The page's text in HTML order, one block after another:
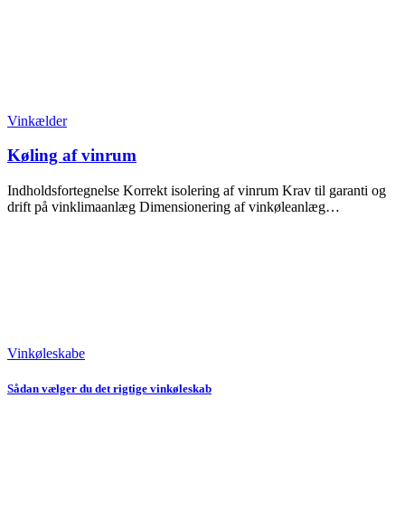
Vinkælder
Køling af vinrum
Indholdsfortegnelse Korrekt isolering af vinrum Krav til garanti og
drift på vinklimaanlæg Dimensionering af vinkøleanlæg…
Vinkøleskabe
Sådan vælger du det rigtige vinkøleskab